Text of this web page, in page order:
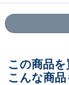
この商品を
こんな商